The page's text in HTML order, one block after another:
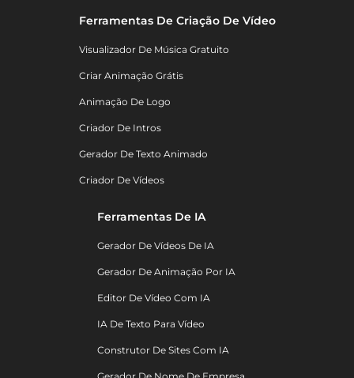
Ferramentas De Criação De Vídeo
Visualizador De Música Gratuito
Criar Animação Grátis
Animação De Logo
Criador De Intros
Gerador De Texto Animado
Criador De Vídeos
Ferramentas De IA
Gerador De Vídeos De IA
Gerador De Animação Por IA
Editor De Vídeo Com IA
IA De Texto Para Vídeo
Construtor De Sites Com IA
Gerador De Nome De Empresa